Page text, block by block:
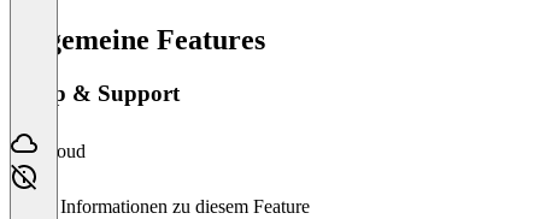
Allgemeine Features
Setup & Support
Cloud
Keine Informationen zu diesem Feature